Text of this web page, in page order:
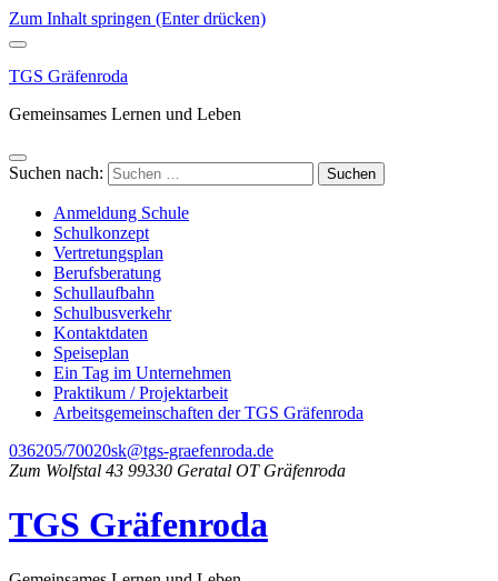
Zum Inhalt springen (Enter drücken)
TGS Gräfenroda
Gemeinsames Lernen und Leben
Suchen nach:
Anmeldung Schule
Schulkonzept
Vertretungsplan
Berufsberatung
Schullaufbahn
Schulbusverkehr
Kontaktdaten
Speiseplan
Ein Tag im Unternehmen
Praktikum / Projektarbeit
Arbeitsgemeinschaften der TGS Gräfenroda
036205/70020sk@tgs-graefenroda.de
Zum Wolfstal 43 99330 Geratal OT Gräfenroda
TGS Gräfenroda